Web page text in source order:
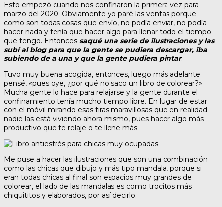
Esto empezó cuando nos confinaron la primera vez para
marzo del 2020. Obviamente yo paré las ventas porque
como son todas cosas que envío, no podía enviar, no podía
hacer nada y tenía que hacer algo para llenar todo el tiempo
que tengo. Entonces saqué una serie de ilustraciones y las
subí al blog para que la gente se pudiera descargar, iba
subiendo de a una y que la gente pudiera pintar.
Tuvo muy buena acogida, entonces, luego más adelante
pensé, «pues oye, ¿por qué no saco un libro de colorear?»
Mucha gente lo hace para relajarse y la gente durante el
confinamiento tenía mucho tiempo libre. En lugar de estar
con el móvil mirando esas tiras maravillosas que en realidad
nadie las está viviendo ahora mismo, pues hacer algo más
productivo que te relaje o te llene más.
Me puse a hacer las ilustraciones que son una combinación
como las chicas que dibujo y más tipo mandala, porque si
eran todas chicas al final son espacios muy grandes de
colorear, el lado de las mandalas es como trocitos más
chiquititos y elaborados, por así decirlo.